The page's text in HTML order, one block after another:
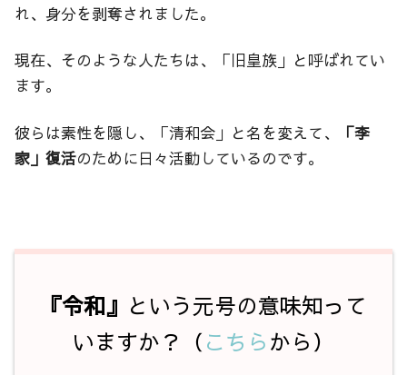
れ、身分を剥奪されました。
現在、そのような人たちは、「旧皇族」と呼ばれてい
ます。
彼らは素性を隠し、「清和会」と名を変えて、
「李
家」復活のために日々活動しているのです。
『令和』 という元号の意味知って
いますか？（こちらから）